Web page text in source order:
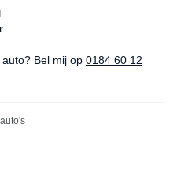
Bel mij op 0184 60 12